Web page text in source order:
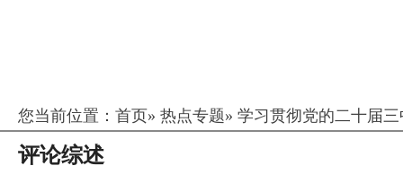
您当前位置： 首页» 热点专题» 学习贯彻党的二十届
评论综述